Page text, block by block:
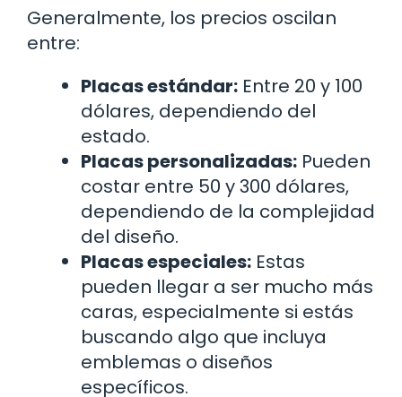
Generalmente, los precios oscilan
entre:
Placas estándar: Entre 20 y 100
dólares, dependiendo del
estado.
Placas personalizadas: Pueden
costar entre 50 y 300 dólares,
dependiendo de la complejidad
del diseño.
Placas especiales: Estas
pueden llegar a ser mucho más
caras, especialmente si estás
buscando algo que incluya
emblemas o diseños
específicos.